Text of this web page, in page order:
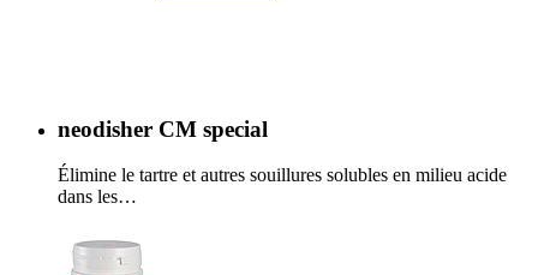
neodisher CM special
Élimine le tartre et autres souillures solubles en milieu acide
dans les…